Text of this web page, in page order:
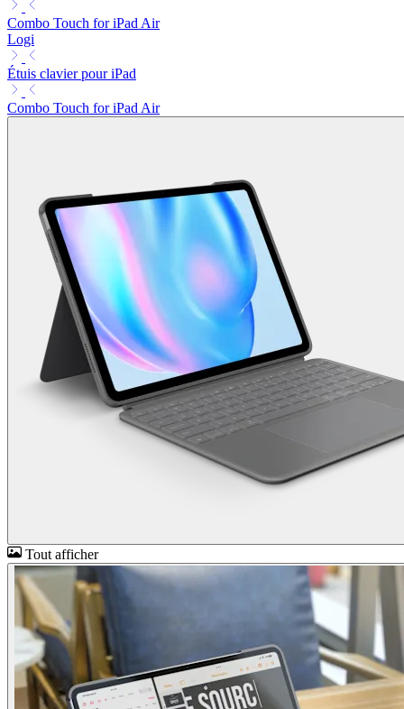
Combo Touch for iPad Air
Logi
Étuis clavier pour iPad
Combo Touch for iPad Air
Tout afficher